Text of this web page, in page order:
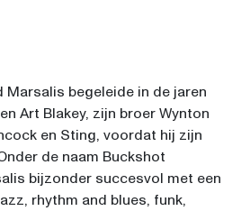
00:15
begeleide in de jaren
Art Blakey, zijn broer Wynton
en Sting, voordat hij zijn
de naam Buckshot
bijzonder succesvol met een
rhythm and blues, funk,